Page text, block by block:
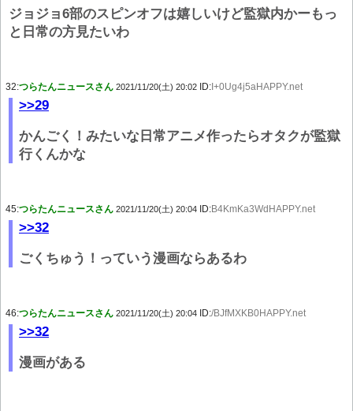
ジョジョ6部のスピンオフは嬉しいけど監獄内かーもっ
と日常の方見たいわ
32:つらたんニュースさん 2021/11/20(土) 20:02 ID: I+0Ug4j5aHAPPY.net
>>29
かんごく！みたいな日常アニメ作ったらオタクが監獄
行くんかな
45:つらたんニュースさん 2021/11/20(土) 20:04 ID:B4KmKa3WdHAPPY.net
>>32
ごくちゅう！っていう漫画ならあるわ
46:つらたんニュースさん 2021/11/20(土) 20:04 ID:/BJfMXKB0HAPPY.net
>>32
漫画がある